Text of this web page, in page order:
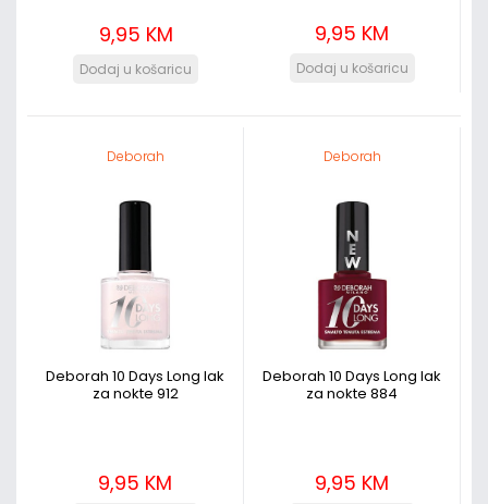
9,95 KM 9,95 KM
Deborah
Deborah 10 Days Long lak
za nokte 912
9,95 KM
Deborah
Deborah 10 Days Long lak
za nokte 884
9,95 KM